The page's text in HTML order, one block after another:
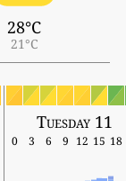
28°C
21°C
Tuesday 11
0 3 6 9 12 15 18